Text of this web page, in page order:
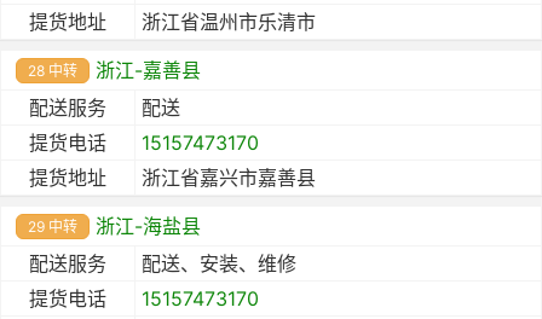
提货地址
浙江省温州市乐清市
28 中转
浙江-嘉善县
配送服务
配送
提货电话
15157473170
提货地址
浙江省嘉兴市嘉善县
29 中转
浙江-海盐县
配送服务
配送、安装、维修
提货电话
15157473170